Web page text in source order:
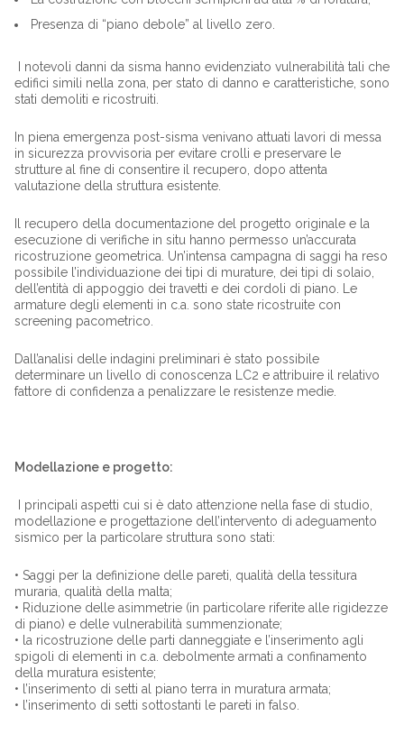
Presenza di “piano debole” al livello zero.
I notevoli danni da sisma hanno evidenziato vulnerabilità tali che
edifici simili nella zona, per stato di danno e caratteristiche, sono
stati demoliti e ricostruiti.
In piena emergenza post-sisma venivano attuati lavori di messa
in sicurezza provvisoria per evitare crolli e preservare le
strutture al fine di consentire il recupero, dopo attenta
valutazione della struttura esistente.
Il recupero della documentazione del progetto originale e la
esecuzione di verifiche in situ hanno permesso un’accurata
ricostruzione geometrica. Un’intensa campagna di saggi ha reso
possibile l’individuazione dei tipi di murature, dei tipi di solaio,
dell’entità di appoggio dei travetti e dei cordoli di piano. Le
armature degli elementi in c.a. sono state ricostruite con
screening pacometrico.
Dall’analisi delle indagini preliminari è stato possibile
determinare un livello di conoscenza LC2 e attribuire il relativo
fattore di confidenza a penalizzare le resistenze medie.
Modellazione e progetto:
I principali aspetti cui si è dato attenzione nella fase di studio,
modellazione e progettazione dell’intervento di adeguamento
sismico per la particolare struttura sono stati:
• Saggi per la definizione delle pareti, qualità della tessitura
muraria, qualità della malta;
• Riduzione delle asimmetrie (in particolare riferite alle rigidezze
di piano) e delle vulnerabilità summenzionate;
• la ricostruzione delle parti danneggiate e l’inserimento agli
spigoli di elementi in c.a. debolmente armati a confinamento
della muratura esistente;
• l’inserimento di setti al piano terra in muratura armata;
• l’inserimento di setti sottostanti le pareti in falso.